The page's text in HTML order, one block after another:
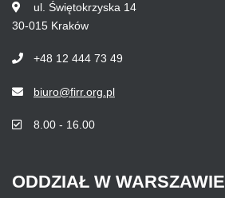
ul. Świętokrzyska 14
30-015 Kraków
+48 12 444 73 49
biuro@firr.org.pl
8.00 - 16.00
ODDZIAŁ W WARSZAWIE